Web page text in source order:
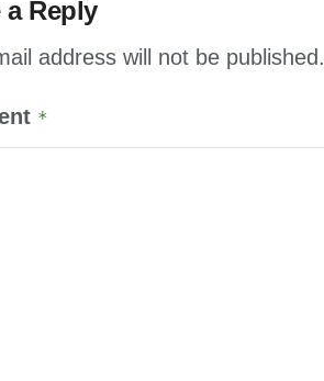
a Reply
address will not be published.
*